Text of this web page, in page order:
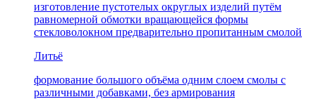
изготовление пустотелых округлых изделий путём
равномерной обмотки вращающейся формы
стекловолокном предварительно пропитанным смолой
Литьё
формование большого объёма одним слоем смолы с
различными добавками, без армирования